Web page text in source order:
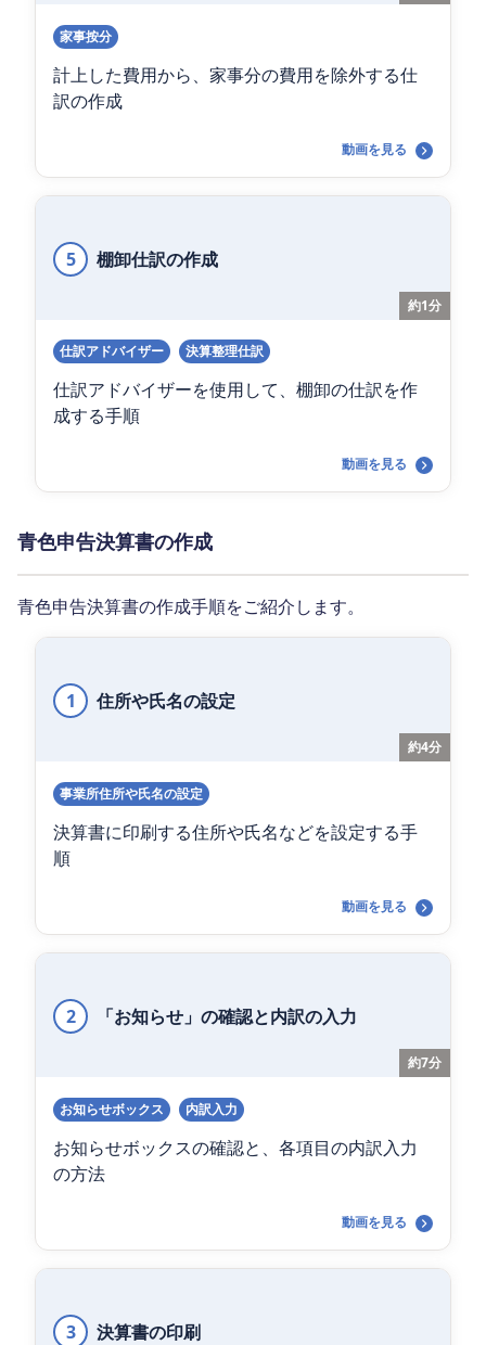
家事按分
計上した費用から、家事分の費用を除外する仕
訳の作成
動画を見る
5 棚卸仕訳の作成
約1分
仕訳アドバイザー 決算整理仕訳
仕訳アドバイザーを使用して、棚卸の仕訳を作
成する手順
動画を見る
青色申告決算書の作成
青色申告決算書の作成手順をご紹介します。
1 住所や氏名の設定
約4分
事業所住所や氏名の設定
決算書に印刷する住所や氏名などを設定する手
順
動画を見る
2 「お知らせ」の確認と内訳の入力
約7分
お知らせボックス 内訳入力
お知らせボックスの確認と、各項目の内訳入力
の方法
動画を見る
3 決算書の印刷